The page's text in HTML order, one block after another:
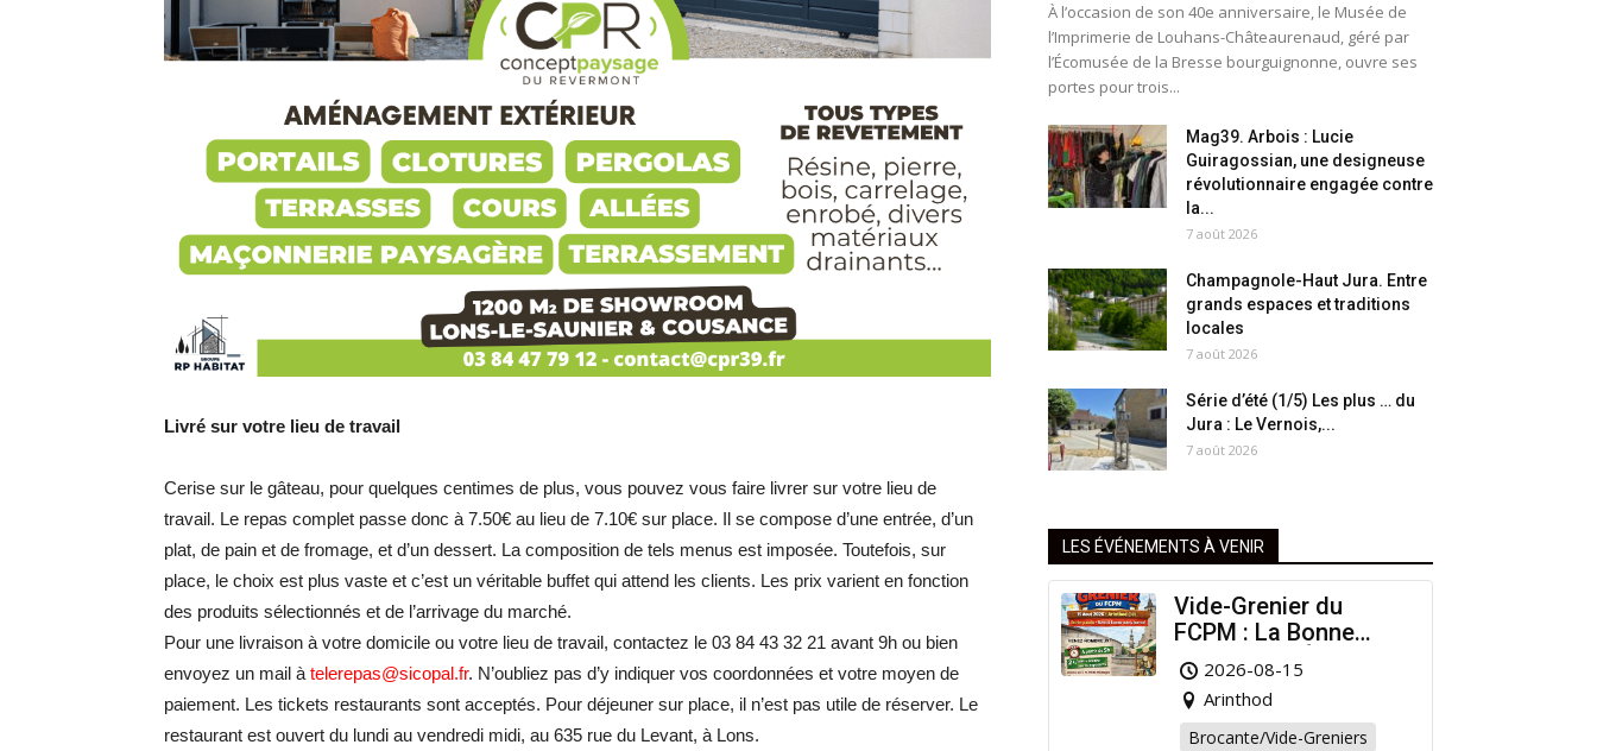
Livré sur votre lieu de travail
Cerise sur le gâteau, pour quelques centimes de plus, vous pouvez vous faire livrer sur votre lieu de
travail. Le repas complet passe donc à 7.50€ au lieu de 7.10€ sur place. Il se compose d’une entrée, d’un
plat, de pain et de fromage, et d’un dessert. La composition de tels menus est imposée. Toutefois, sur
place, le choix est plus vaste et c’est un véritable buffet qui attend les clients. Les prix varient en fonction
des produits sélectionnés et de l’arrivage du marché.
Pour une livraison à votre domicile ou votre lieu de travail, contactez le 03 84 43 32 21 avant 9h ou bien
envoyez un mail à telerepas@sicopal.fr. N’oubliez pas d’y indiquer vos coordonnées et votre moyen de
paiement. Les tickets restaurants sont acceptés. Pour déjeuner sur place, il n’est pas utile de réserver. Le
restaurant est ouvert du lundi au vendredi midi, au 635 rue du Levant, à Lons.
À l’occasion de son 40e anniversaire, le Musée de
l’Imprimerie de Louhans-Châteaurenaud, géré par
l’Écomusée de la Bresse bourguignonne, ouvre ses
portes pour trois...
Mag39. Arbois : Lucie
Guiragossian, une designeuse
révolutionnaire engagée contre
la...
7 août 2026
Champagnole-Haut Jura. Entre
grands espaces et traditions
locales
7 août 2026
Série d’été (1/5) Les plus … du
Jura : Le Vernois,...
7 août 2026
LES ÉVÉNEMENTS À VENIR
Vide-Grenier du
FCPM : La Bonne
Affaire de l’Été à
Arinthod !
2026-08-15
Arinthod
Brocante/Vide-Greniers